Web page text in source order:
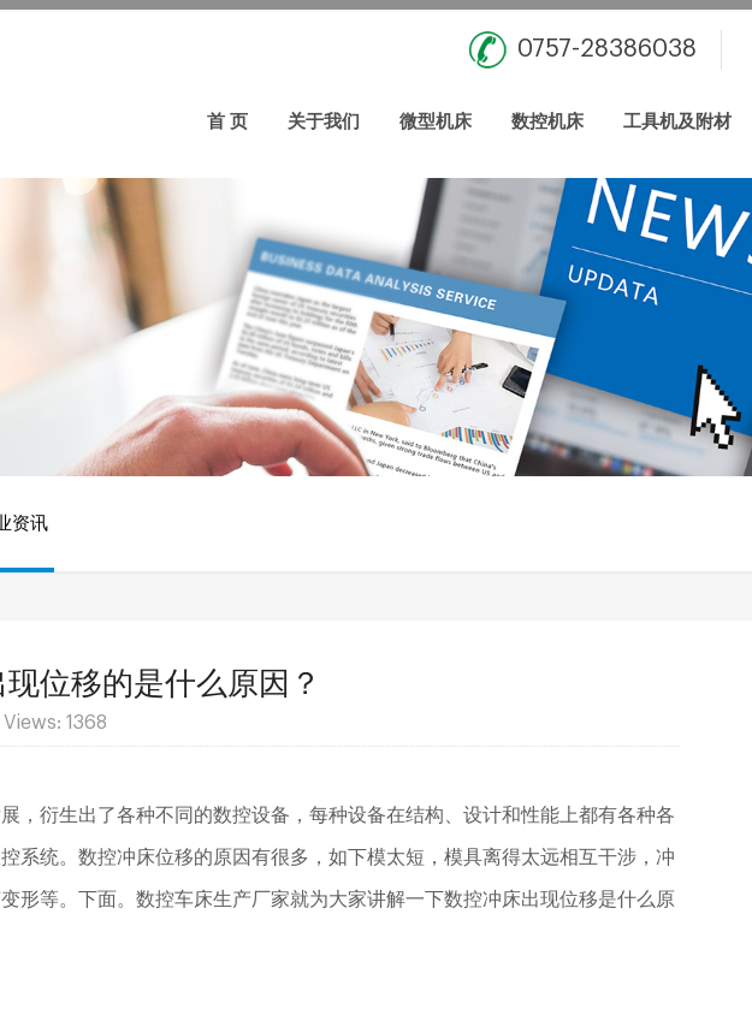
0757-28386038
首 页 关于我们 微型机床 数控机床 工具机及附材
资讯
位移的是什么原因？
1368
，衍生出了各种不同的数控设备，每种设备在结构、设计和性能上都有各种各
系统。数控冲床位移的原因有很多，如下模太短，模具离得太远相互干涉，冲
形等。下面。数控车床生产厂家就为大家讲解一下数控冲床出现位移是什么原